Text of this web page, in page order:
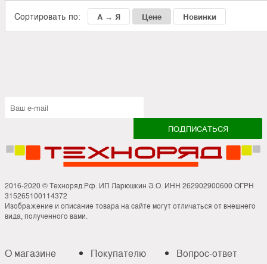
Сортировать по: А → Я Цене Новинки
2016-2020 © Техноряд.Рф. ИП Ларюшкин Э.О. ИНН 262902900600 ОГРН
315265100114372
Изображение и описание товара на сайте могут отличаться от внешнего
вида, полученного вами.
О магазине
Покупателю
Вопрос-ответ